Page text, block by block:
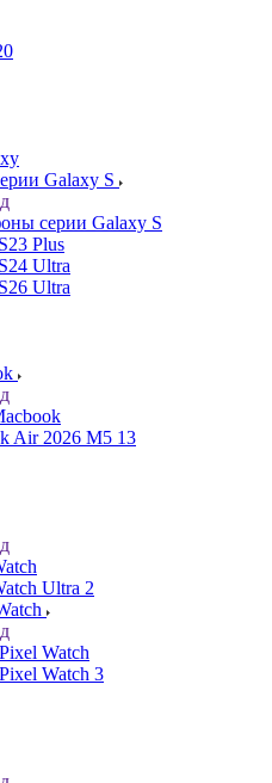
Galaxy S
серии Galaxy S
Plus
Ultra
Ultra
Air 2026 M5 13
Ultra 2
Watch
Watch 3